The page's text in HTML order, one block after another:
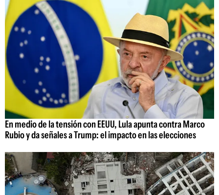
En medio de la tensión con EEUU, Lula apunta contra Marco
Rubio y da señales a Trump: el impacto en las elecciones